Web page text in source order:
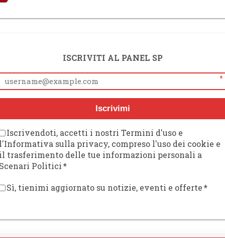
ISCRIVITI AL PANEL SP
*
Iscrivimi
Iscrivendoti, accetti i nostri Termini d'uso e
sulla privacy, compreso l'uso dei cookie e
trasferimento delle tue informazioni personali a
Politici*
Sì, tienimi aggiornato su notizie, eventi e offerte*